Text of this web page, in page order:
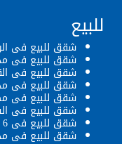
للبيع
شقق للبيع فى
شقق للبيع فى
شقق للبيع فى
شقق للبيع فى
شقق للبيع فى
شقق للبيع فى
شقق للبيع فى 6 أكتوبر
شقق للبيع فى